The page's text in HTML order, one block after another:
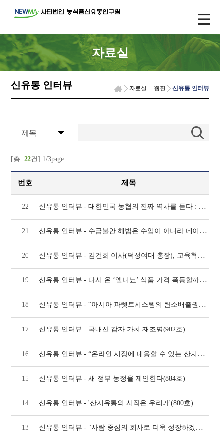
자료실
신유통 인터뷰 자료실 웹진 신유통 인터뷰
제목
[총:22건] 1/3page
번호 제목
22 신유통 인터뷰 - 대한민국 농협의 진짜 역사를 듣다 : 원철희 이사장이 밝히는 농협 경제비
21 신유통 인터뷰 - 수급불안 해법은 수입이 아니라 데이터와 시장원리(1075호)
20 신유통 인터뷰 - 김건희 이사(덕성여대 총장), 교육혁신·국제화 이끌어(1042호)
19 신유통 인터뷰 - 다시 온 ‘엘니뇨’ 식품 가격 폭등할까?(957호)
18 신유통 인터뷰 - “아시아 파렛트시스템의 탄소배출권을 확보하겠다”(910호)
17 신유통 인터뷰 - 국내산 감자 가치 재조명(902호)
16 신유통 인터뷰 - “온라인 시장에 대응할 수 있는 산지유통조직을 육성해야”(888호)
15 신유통 인터뷰 - 새 정부 농정을 제안한다(884호)
14 신유통 인터뷰 - '산지유통의 시작은 우리가'(800호)
13 신유통 인터뷰 - "사람 중심의 회사로 더욱 성장하겠습니다"(798호)